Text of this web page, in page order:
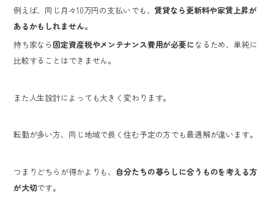
例えば、同じ月々10万円の支払いでも、賃貸なら更新料や家賃上昇が
あるかもしれません。
持ち家なら 固定資産税やメンテナンス費用が必要になるため、単純に
比較することはできません。
また人生設計によっても大きく変わります。
転勤が多い方、同じ地域で長く住む予定の方でも最適解が違います。
つまりどちらが得かよりも、 自分たちの暮らしに合うものを考える方
が大切です。